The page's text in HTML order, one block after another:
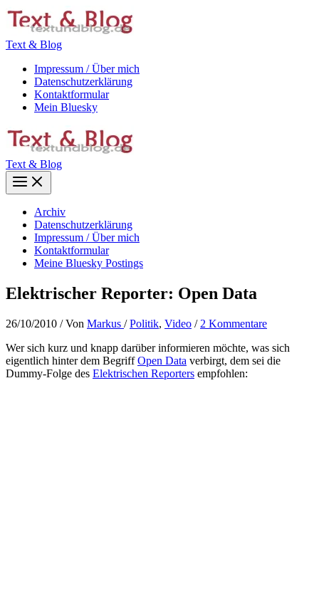
Zum
Inhalt
Text & Blog
Impressum / Über mich
Datenschutzerklärung
Kontaktformular
Mein Bluesky
Text & Blog
Main
Menu
Archiv
Datenschutzerklärung
Impressum / Über mich
Kontaktformular
Meine Bluesky Postings
Elektrischer Reporter: Open Data
26/10/2010 / Von Markus /Politik, Video / 2 Kommentare
Wer sich kurz und knapp darüber informieren möchte, was sich
eigentlich hinter dem BegriffOpen Data verbirgt, dem sei die
Dummy-Folge des Elektrischen Reporters empfohlen: